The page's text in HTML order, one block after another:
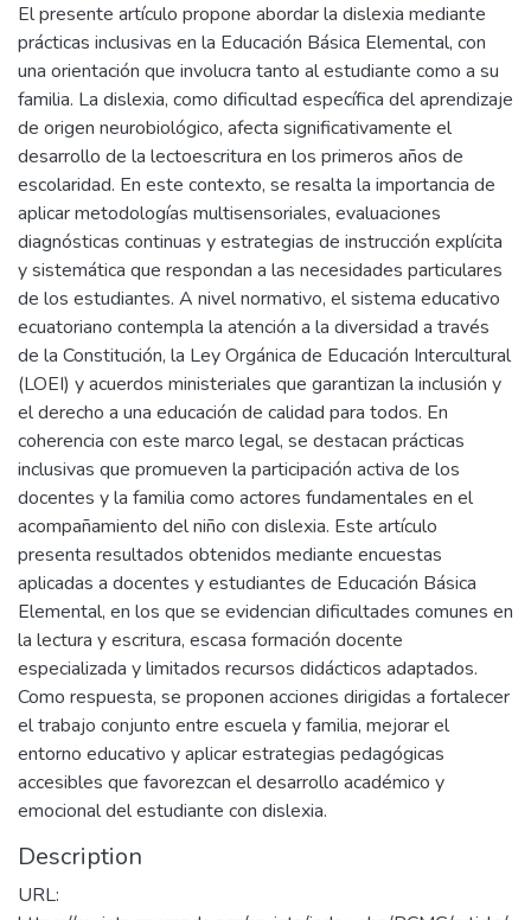
El presente artículo propone abordar la dislexia mediante
prácticas inclusivas en la Educación Básica Elemental, con
una orientación que involucra tanto al estudiante como a su
familia. La dislexia, como dificultad específica del aprendizaje
de origen neurobiológico, afecta significativamente el
desarrollo de la lectoescritura en los primeros años de
escolaridad. En este contexto, se resalta la importancia de
aplicar metodologías multisensoriales, evaluaciones
diagnósticas continuas y estrategias de instrucción explícita
y sistemática que respondan a las necesidades particulares
de los estudiantes. A nivel normativo, el sistema educativo
ecuatoriano contempla la atención a la diversidad a través
de la Constitución, la Ley Orgánica de Educación Intercultural
(LOEI) y acuerdos ministeriales que garantizan la inclusión y
el derecho a una educación de calidad para todos. En
coherencia con este marco legal, se destacan prácticas
inclusivas que promueven la participación activa de los
docentes y la familia como actores fundamentales en el
acompañamiento del niño con dislexia. Este artículo
presenta resultados obtenidos mediante encuestas
aplicadas a docentes y estudiantes de Educación Básica
Elemental, en los que se evidencian dificultades comunes en
la lectura y escritura, escasa formación docente
especializada y limitados recursos didácticos adaptados.
Como respuesta, se proponen acciones dirigidas a fortalecer
el trabajo conjunto entre escuela y familia, mejorar el
entorno educativo y aplicar estrategias pedagógicas
accesibles que favorezcan el desarrollo académico y
emocional del estudiante con dislexia.
Description
URL: